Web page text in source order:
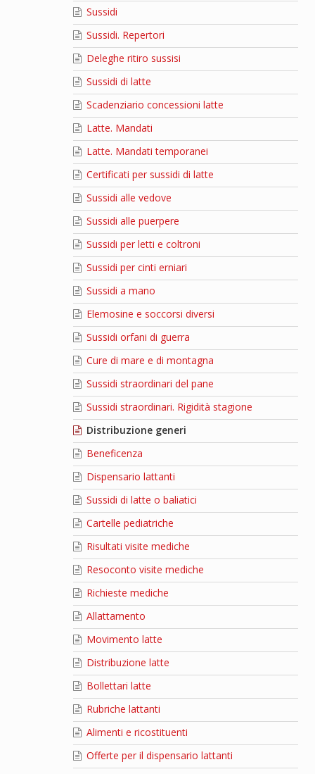
Sussidi
Sussidi. Repertori
Deleghe ritiro sussisi
Sussidi di latte
Scadenziario concessioni latte
Latte. Mandati
Latte. Mandati temporanei
Certificati per sussidi di latte
Sussidi alle vedove
Sussidi alle puerpere
Sussidi per letti e coltroni
Sussidi per cinti erniari
Sussidi a mano
Elemosine e soccorsi diversi
Sussidi orfani di guerra
Cure di mare e di montagna
Sussidi straordinari del pane
Sussidi straordinari. Rigidità stagione
Distribuzione generi
Beneficenza
Dispensario lattanti
Sussidi di latte o baliatici
Cartelle pediatriche
Risultati visite mediche
Resoconto visite mediche
Richieste mediche
Allattamento
Movimento latte
Distribuzione latte
Bollettari latte
Rubriche lattanti
Alimenti e ricostituenti
Offerte per il dispensario lattanti